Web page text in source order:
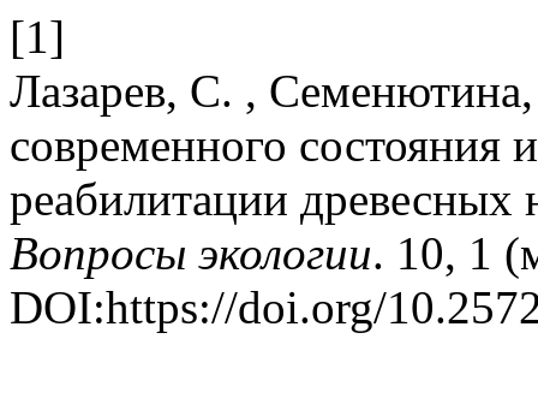
[1]
Лазарев, С. ,
современного состояния
реабилитации древесных
Вопросы экологии. 10, 1
DOI:https://doi.org/